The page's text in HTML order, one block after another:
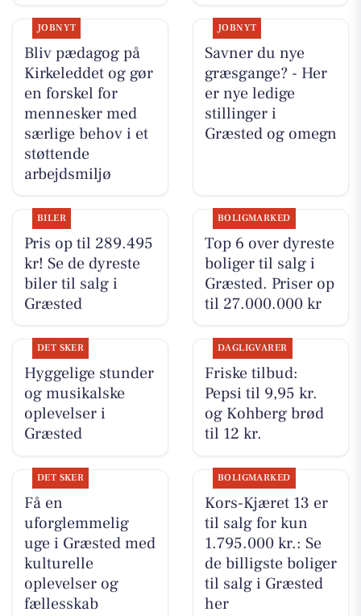
JOBNYT
Bliv pædagog på
Kirkeleddet og gør
en forskel for
mennesker med
særlige behov i et
støttende
arbejdsmiljø
JOBNYT
Savner du nye
græsgange? - Her
er nye ledige
stillinger i
Græsted og omegn
BILER
Pris op til 289.495
kr! Se de dyreste
biler til salg i
Græsted
BOLIGMARKED
Top 6 over dyreste
boliger til salg i
Græsted. Priser op
til 27.000.000 kr
DET SKER
Hyggelige stunder
og musikalske
oplevelser i
Græsted
DAGLIGVARER
Friske tilbud:
Pepsi til 9,95 kr.
og Kohberg brød
til 12 kr.
DET SKER
Få en
uforglemmelig
uge i Græsted med
kulturelle
oplevelser og
fællesskab
BOLIGMARKED
Kors-Kjæret 13 er
til salg for kun
1.795.000 kr.: Se
de billigste boliger
til salg i Græsted
her